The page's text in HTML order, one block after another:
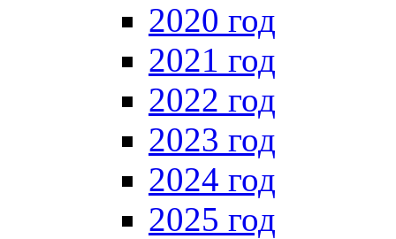
2020 год
2021 год
2022 год
2023 год
2024 год
2025 год